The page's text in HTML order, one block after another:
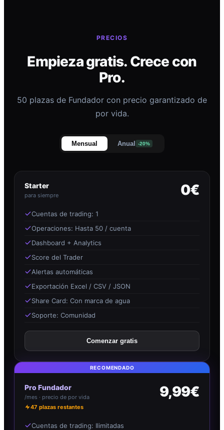
PRECIOS
Empieza gratis. Crece con
Pro.
50 plazas de Fundador con precio garantizado de
por vida.
Mensual Anual -20%
Starter
para siempre 0€
Cuentas de trading: 1
Operaciones: Hasta 50 / cuenta
Dashboard + Analytics
Score del Trader
Alertas automáticas
Exportación Excel / CSV / JSON
Share Card: Con marca de agua
Soporte: Comunidad
Comenzar gratis
RECOMENDADO
Pro Fundador
/mes · precio de por vida
47 plazas restantes
9,99€
Cuentas de trading: Ilimitadas